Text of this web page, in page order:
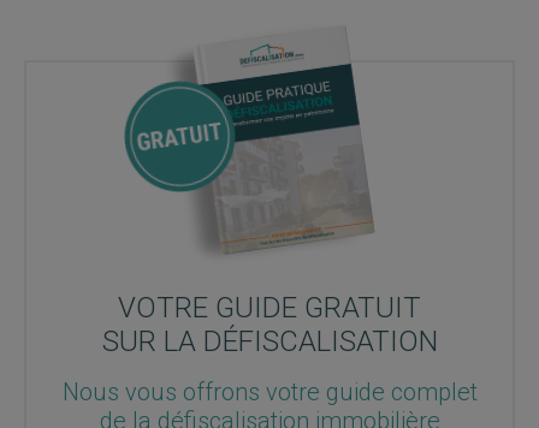
VOTRE GUIDE GRATUIT
SUR LA DÉFISCALISATION
Nous vous offrons votre guide complet
de la défiscalisation immobilière